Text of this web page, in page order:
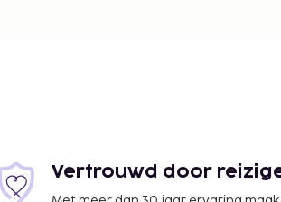
Vertrouwd door